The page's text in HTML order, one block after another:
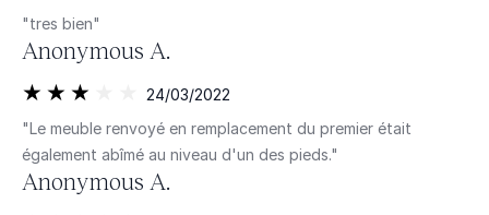
"tres bien"
Anonymous A.
24/03/2022
"Le meuble renvoyé en remplacement du premier était
également abîmé au niveau d'un des pieds."
Anonymous A.